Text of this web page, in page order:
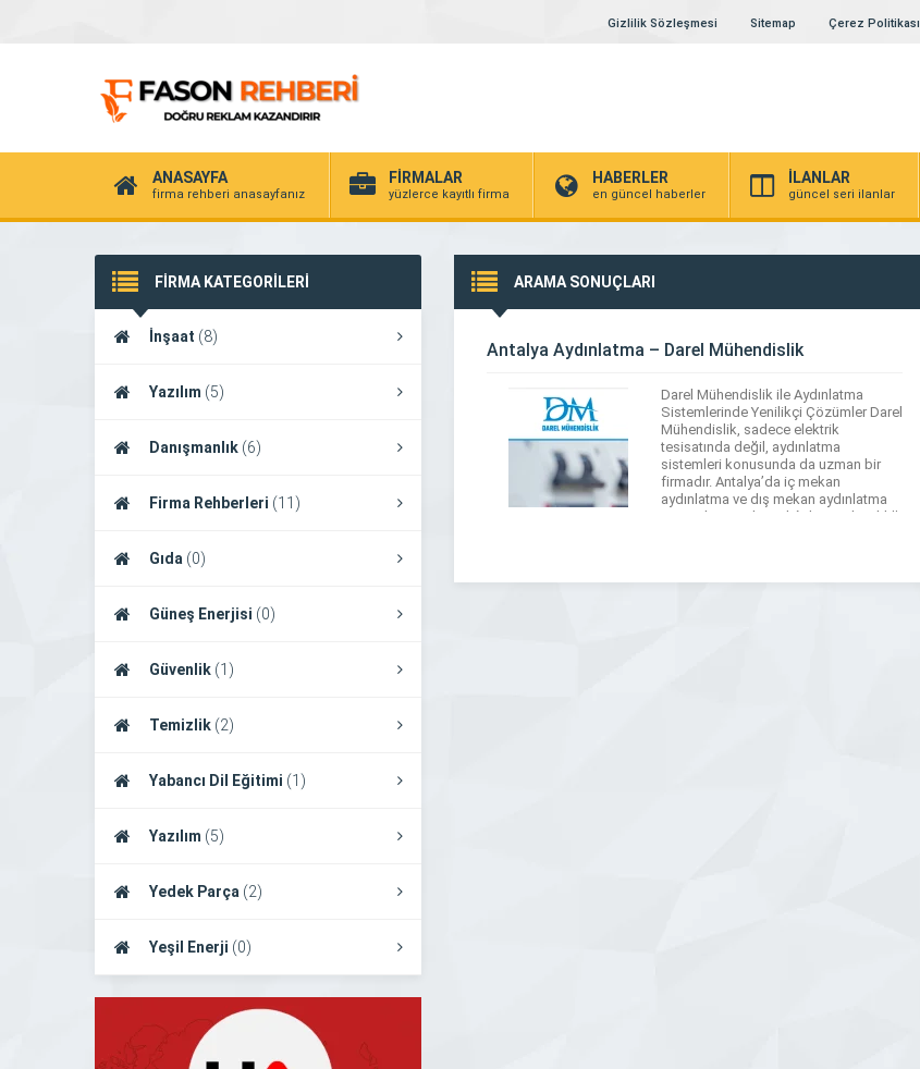
Gizlilik Sözleşmesi Sitemap Çerez Politikası
ANASAYFA
firma rehberi anasayfanız
FİRMALAR
yüzlerce kayıtlı firma
HABERLER
en güncel haberler
İLANLAR
güncel seri ilanlar
FİRMA KATEGORİLERİ
İnşaat (8)
Yazılım (5)
Danışmanlık (6)
Firma Rehberleri (11)
Gıda (0)
Güneş Enerjisi (0)
Güvenlik (1)
Temizlik (2)
Yabancı Dil Eğitimi (1)
Yazılım (5)
Yedek Parça (2)
Yeşil Enerji (0)
ARAMA SONUÇLARI
Antalya Aydınlatma – Darel Mühendislik
Darel Mühendislik ile Aydınlatma
Sistemlerinde Yenilikçi Çözümler Darel
Mühendislik, sadece elektrik
tesisatında değil, aydınlatma
sistemleri konusunda da uzman bir
firmadır. Antalya’da iç mekan
aydınlatma ve dış mekan aydınlatma
çözümlerimiz ile mekânlarınızda şıklığı
dostu sistemler kurmaktadır. Dekoratif